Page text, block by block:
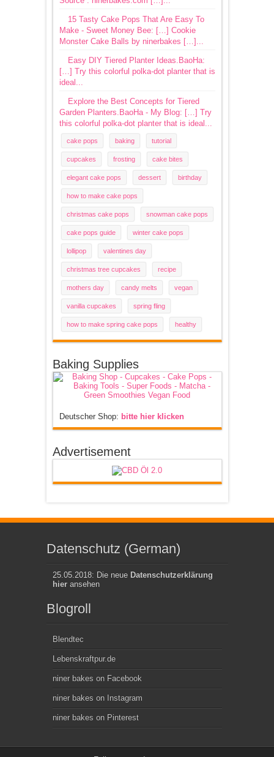
15 Tasty Cake Pops That Are Easy To
Make - Sweet Money Bee: […] Cookie
Monster Cake Balls by ninerbakes […]...
Easy DIY Tiered Planter Ideas.BaoHa:
[…] Try this colorful polka-dot planter that is
ideal...
Explore the Best Concepts for Tiered
Garden Planters.BaoHa - My Blog: […] Try
this colorful polka-dot planter that is ideal...
cake pops baking tutorial
cupcakes frosting cake bites
elegant cake pops dessert birthday
how to make cake pops
christmas cake pops snowman cake pops
cake pops guide winter cake pops
lollipop valentines day
christmas tree cupcakes recipe
mothers day candy melts vegan
vanilla cupcakes spring fling
how to make spring cake pops healthy
Baking Supplies
Deutscher Shop: bitte hier klicken
Advertisement
Datenschutz (German)
25.05.2018: Die neue Datenschutzerklärung
hieransehen
Blogroll
Blendtec
Lebenskraftpur.de
niner bakes on Facebook
niner bakes on Instagram
niner bakes on Pinterest